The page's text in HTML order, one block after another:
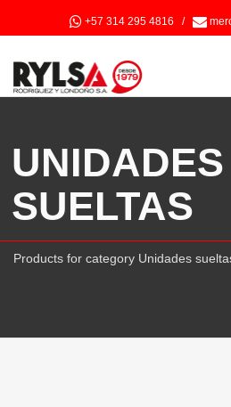
+57 314 295 4816 /
UNIDADES
SUELTAS
Products for category Unidades